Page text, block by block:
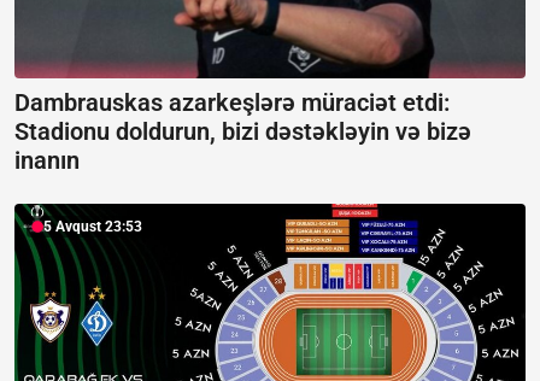
Dambrauskas azarkeşlərə müraciət etdi:
Stadionu doldurun, bizi dəstəkləyin və bizə
inanın
5 Avqust 23:53